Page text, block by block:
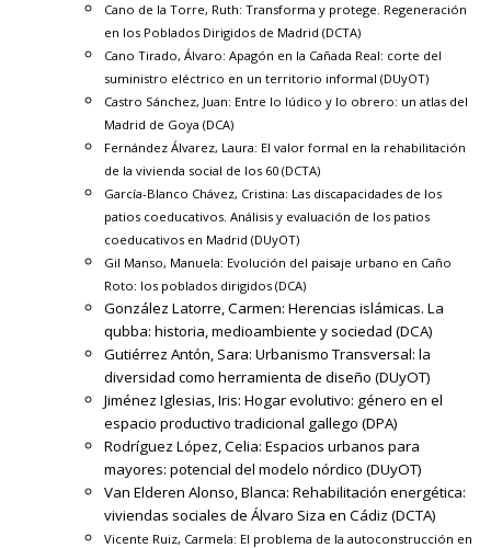
Cano de la Torre, Ruth: Transforma y protege. Regeneración
en los Poblados Dirigidos de Madrid (DCTA)
Cano Tirado, Álvaro: Apagón en la Cañada Real: corte del
suministro eléctrico en un territorio informal (DUyOT)
Castro Sánchez, Juan: Entre lo lúdico y lo obrero: un atlas del
Madrid de Goya (DCA)
Fernández Álvarez, Laura: El valor formal en la rehabilitación
de la vivienda social de los 60 (DCTA)
García-Blanco Chávez, Cristina: Las discapacidades de los
patios coeducativos. Análisis y evaluación de los patios
coeducativos en Madrid (DUyOT)
Gil Manso, Manuela: Evolución del paisaje urbano en Caño
Roto: los poblados dirigidos (DCA)
González Latorre, Carmen: Herencias islámicas. La
qubba: historia, medioambiente y sociedad (DCA)
Gutiérrez Antón, Sara: Urbanismo Transversal: la
diversidad como herramienta de diseño (DUyOT)
Jiménez Iglesias, Iris: Hogar evolutivo: género en el
espacio productivo tradicional gallego (DPA)
Rodríguez López, Celia: Espacios urbanos para
mayores: potencial del modelo nórdico (DUyOT)
Van Elderen Alonso, Blanca: Rehabilitación energética:
viviendas sociales de Álvaro Siza en Cádiz (DCTA)
Vicente Ruiz, Carmela: El problema de la autoconstrucción en